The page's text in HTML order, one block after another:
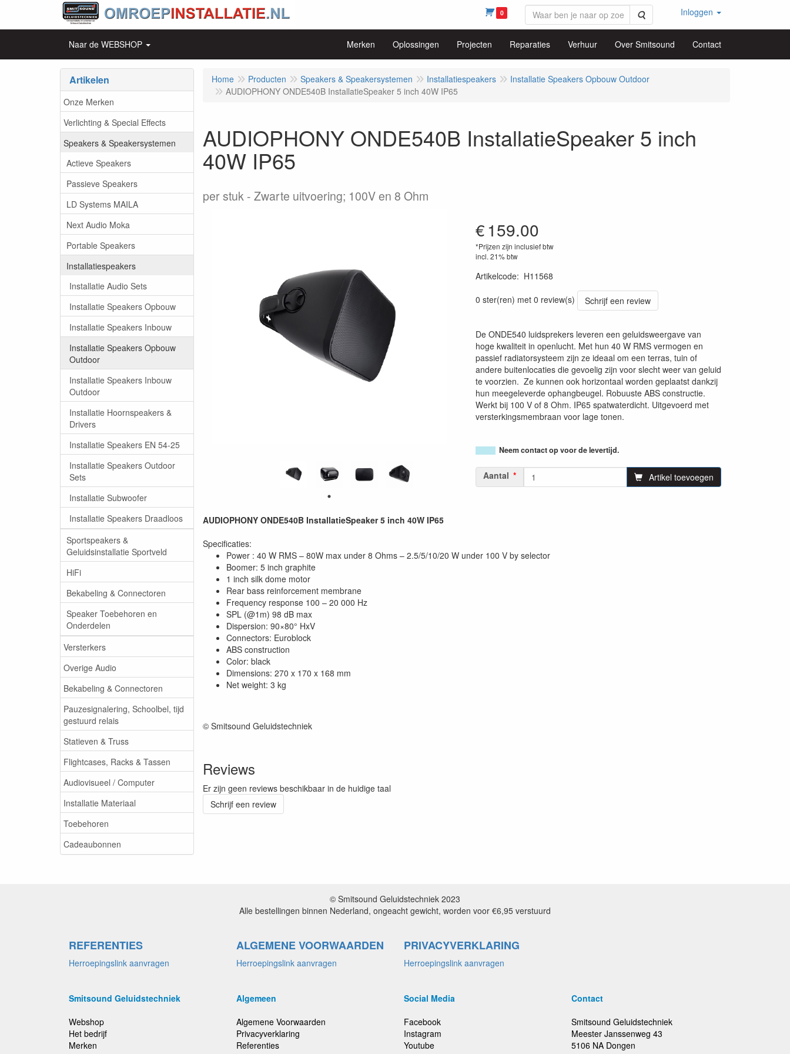
0 Zoeken Inloggen
Naar de WEBSHOP Merken Oplossingen Projecten Reparaties Verhuur Over Smitsound Contact
Artikelen
Onze Merken
Verlichting & Special Effects
Speakers & Speakersystemen
Actieve Speakers
Passieve Speakers
LD Systems MAILA
Next Audio Moka
Portable Speakers
Installatiespeakers
Installatie Audio Sets
Installatie Speakers Opbouw
Installatie Speakers Inbouw
Installatie Speakers Opbouw
Outdoor
Installatie Speakers Inbouw
Outdoor
Installatie Hoornspeakers &
Drivers
Installatie Speakers EN 54-25
Installatie Speakers Outdoor
Sets
Installatie Subwoofer
Installatie Speakers Draadloos
Sportspeakers &
Geluidsinstallatie Sportveld
HiFi
Bekabeling & Connectoren
Speaker Toebehoren en
Onderdelen
Versterkers
Overige Audio
Bekabeling & Connectoren
Pauzesignalering, Schoolbel, tijd
gestuurd relais
Statieven & Truss
Flightcases, Racks & Tassen
Audiovisueel / Computer
Installatie Materiaal
Toebehoren
Cadeaubonnen
Home Producten Speakers & Speakersystemen Installatiespeakers
Installatie Speakers Opbouw Outdoor
AUDIOPHONY ONDE540B InstallatieSpeaker 5 inch 40W IP65
AUDIOPHONY ONDE540B InstallatieSpeaker 5 inch
40W IP65
per stuk Zwarte uitvoering; 100V en 8 Ohm
€159.00
*Prijzen zijn inclusief btw
incl. 21% btw
Artikelcode: H11568
0 ster(ren) met 0 review(s)
Schrijf een review
De ONDE540 luidsprekers leveren een geluidsweergave van
hoge kwaliteit in openlucht. Met hun 40 W RMS vermogen en
passief radiatorsysteem zijn ze ideaal om een terras, tuin of
andere buitenlocaties die gevoelig zijn voor slecht weer van geluid
te voorzien. Ze kunnen ook horizontaal worden geplaatst dankzij
hun meegeleverde ophangbeugel. Robuuste ABS constructie.
Werkt bij 100 V of 8 Ohm. IP65 spatwaterdicht. Uitgevoerd met
versterkingsmembraan voor lage tonen.
Neem contact op voor de levertijd.
Aantal Artikel toevoegen
AUDIOPHONY ONDE540B InstallatieSpeaker 5 inch 40W IP65
Specificaties:
Power : 40 W RMS – 80W max under 8 Ohms – 2.5/5/10/20 W under 100 V by selector
Boomer: 5 inch graphite
1 inch silk dome motor
Rear bass reinforcement membrane
Frequency response 100 – 20 000 Hz
SPL (@1m) 98 dB max
Dispersion: 90×80° HxV
Connectors: Euroblock
ABS construction
Color: black
Dimensions: 270 x 170 x 168 mm
Net weight: 3 kg
© Smitsound Geluidstechniek
Reviews
Er zijn geen reviews beschikbaar in de huidige taal
Schrijf een review
© Smitsound Geluidstechniek 2023
Alle bestellingen binnen Nederland, ongeacht gewicht, worden voor €6,95 verstuurd
REFERENTIES
Herroepingslink aanvragen
ALGEMENE VOORWAARDEN
Herroepingslink aanvragen
PRIVACYVERKLARING
Herroepingslink aanvragen
Smitsound Geluidstechniek
Webshop
Het bedrijf
Merken
Algemeen
Algemene Voorwaarden
Privacyverklaring
Referenties
Social Media
Facebook
Instagram
Youtube
Contact
Smitsound Geluidstechniek
Meester Janssenweg 43
5106 NA Dongen